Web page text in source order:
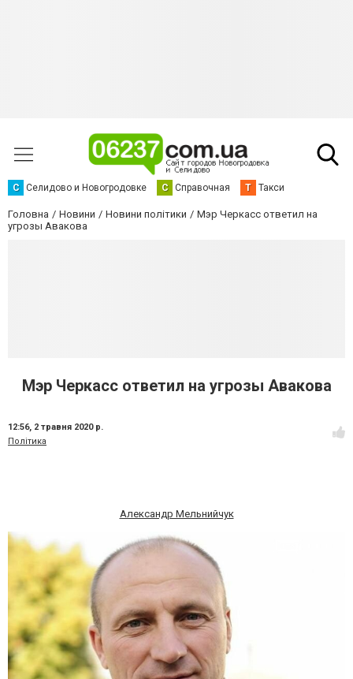
С Селидово и Новогродовке С Справочная Т Такси
Головна Новини Новини політики
Мэр Черкасс ответил на
угрозы Авакова
Мэр Черкасс ответил на угрозы Авакова
12:56, 2 травня 2020 р.
Політика
Александр Мельнийчук